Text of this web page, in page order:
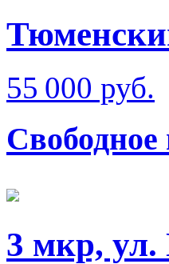
55 000 руб.
Свободное
3 мкр, ул.